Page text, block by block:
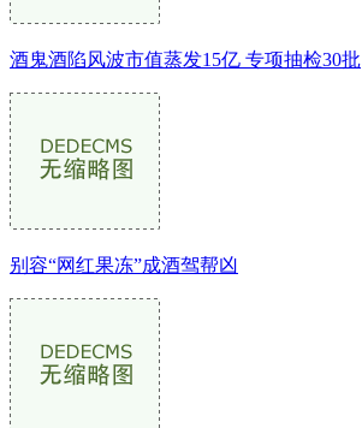
酒鬼酒陷风波市值蒸发15亿 专项抽检30批
别容“网红果冻”成酒驾帮凶